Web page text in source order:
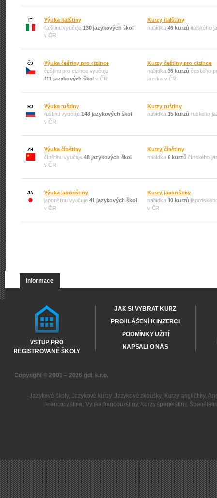
IT
Výuka italštiny
italštinu vyučuje 130 jazykových škol
v ČR
Kurzy italštiny
nabídka 46 kurzů italského
ČJ
Výuka češtiny pro cizince
češtinu pro cizince vyučuje
111 jazykových škol v ČR
Kurzy češtiny pro cizince
nabídka 36 kurzů českého
jazyka v ČR
RJ
Výuka ruštiny
ruštinu vyučuje 148 jazykových škol
v ČR
Kurzy ruštiny
nabídka 15 kurzů ruského
ZH
Výuka čínštiny
čínštinu vyučuje 48 jazykových škol
v ČR
Kurzy čínštiny
nabídka 6 kurzů čínského
JA
Výuka japonštiny
japonštinu vyučuje 41 jazykových škol
v ČR
Kurzy japonštiny
nabídka 10 kurzů
v ČR
Informace
VSTUP PRO
REGISTROVANÉ ŠKOLY
JAK SI VYBRAT KURZ
PROHLÁŠENÍ K INZERCI
PODMÍNKY UŽITÍ
NAPSALI O NÁS
Copyright © 2001 – 2026 gdi, s.r.o.
Jazykové školy, Jazykové kurzy, Jazykové zkoušky, Kurzy angličtiny,
Francouzština,Výuka francouzštiny, Kurzy španělštiny,